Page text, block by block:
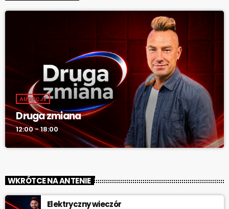
AUDYCJE
Druga zmiana
12:00 - 18:00
WKRÓTCE NA ANTENIE
Elektryczny wieczór